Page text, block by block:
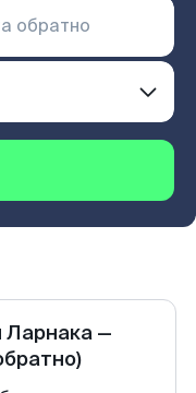
Ларнака —